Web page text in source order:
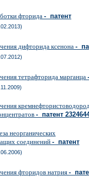
фторида- патент
дифторида ксенона-
тетрафторида марганца
- патент
неорганических
соединений- патент
фторидов натрия-